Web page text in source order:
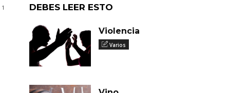
1 DEBES LEER ESTO
Violencia
Varios